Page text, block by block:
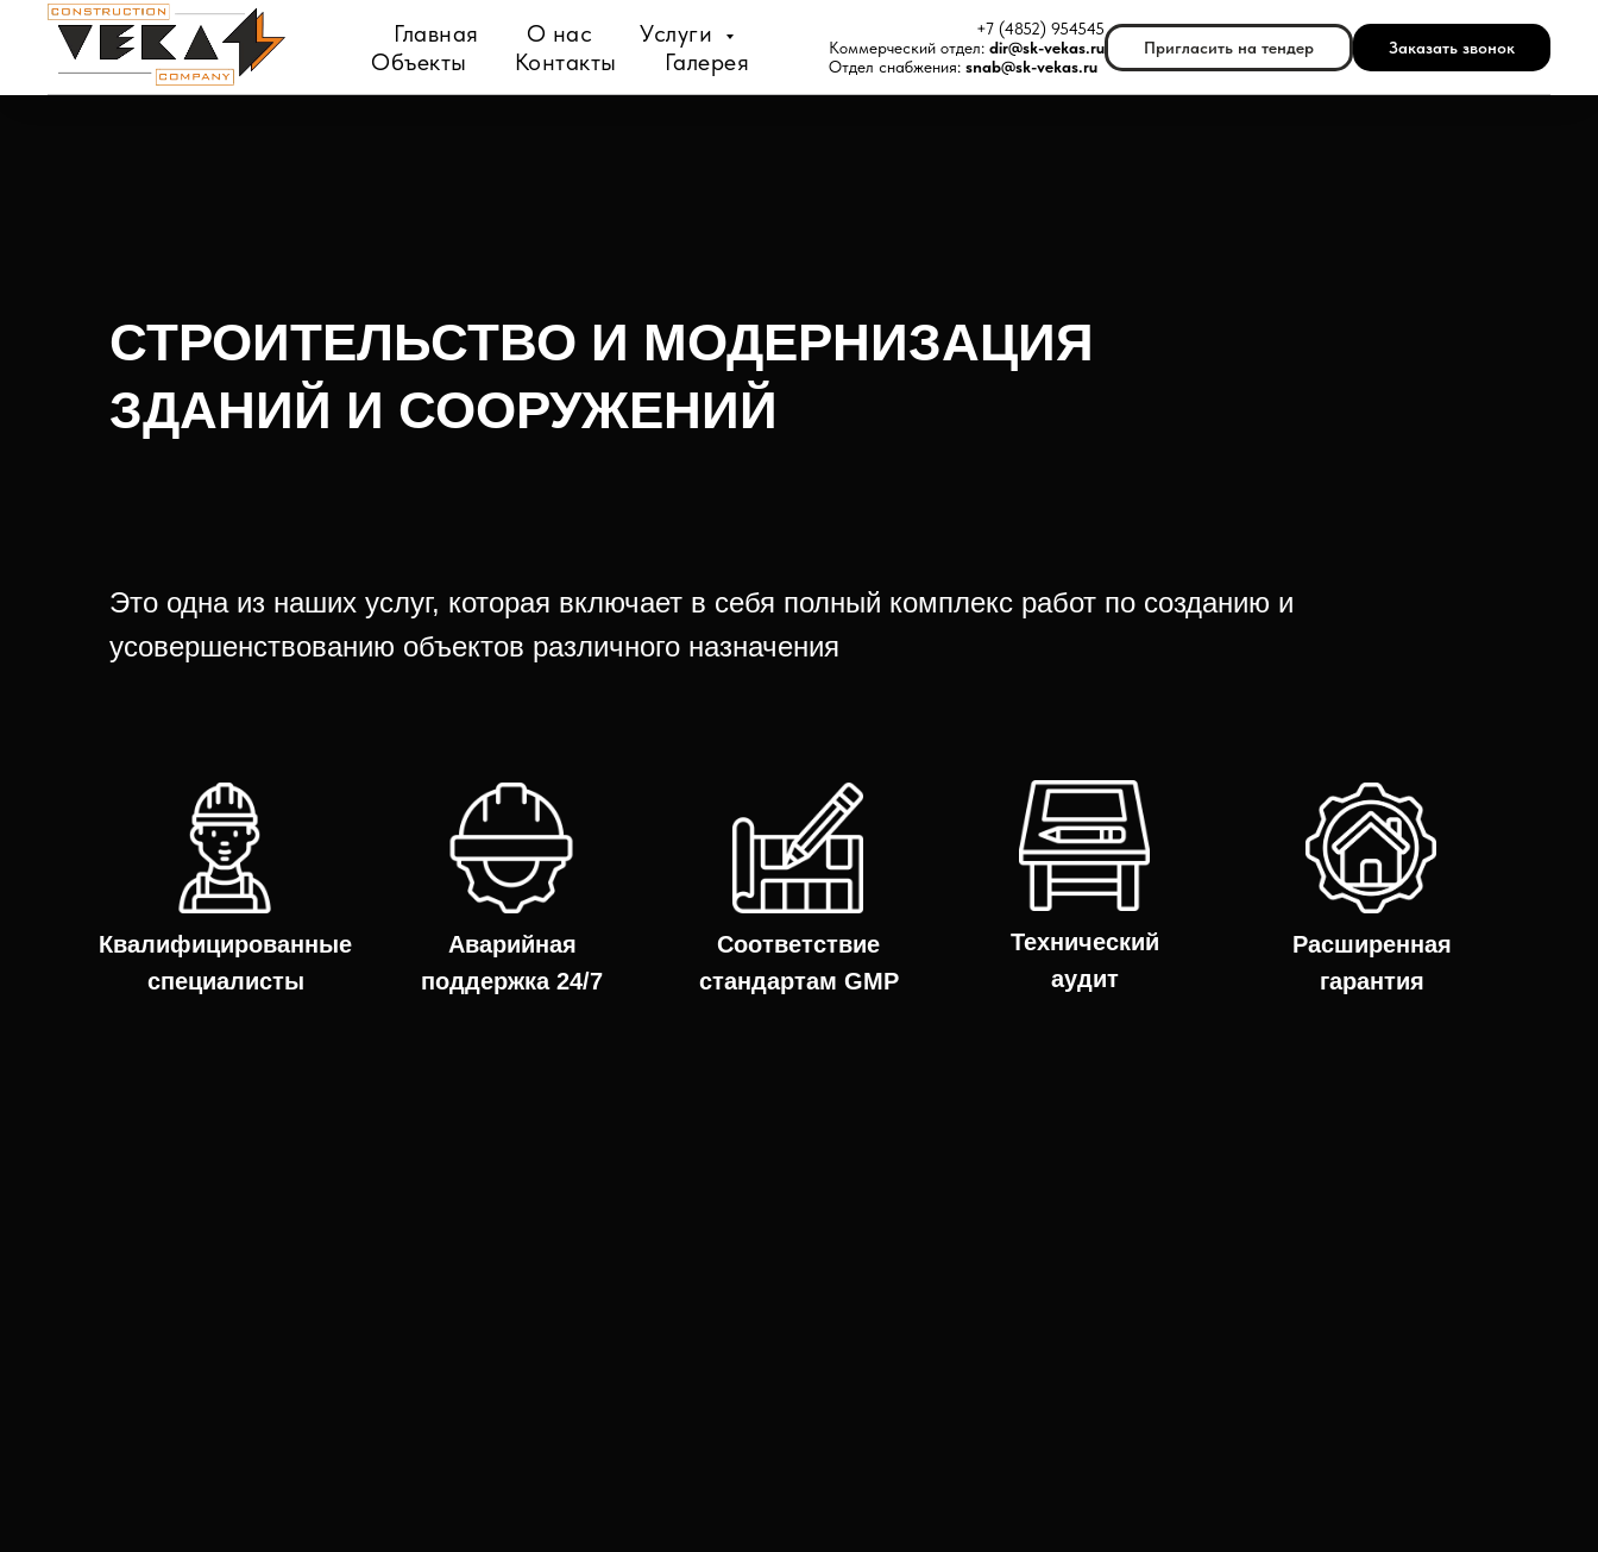
Главная О нас
Услуги
Объекты
Контакты Галерея
+7 (4852) 954545
Коммерческий отдел: dir@sk-vekas.ru
Отдел снабжения: snab@sk-vekas.ru
Пригласить на тендер Заказать звонок
СТРОИТЕЛЬСТВО И МОДЕРНИЗАЦИЯ
ЗДАНИЙ И СООРУЖЕНИЙ
Это одна из наших услуг, которая включает в себя полный комплекс работ по созданию и
усовершенствованию объектов различного назначения
Квалифицированные
специалисты
Аварийная
поддержка 24/7
Соответствие
стандартам GMP
Технический
аудит
Расширенная
гарантия